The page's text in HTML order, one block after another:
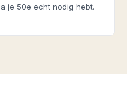
je 50e echt nodig hebt.